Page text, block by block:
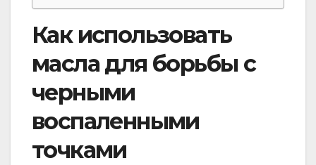
Как использовать
масла для борьбы с
черными
воспаленными
точками